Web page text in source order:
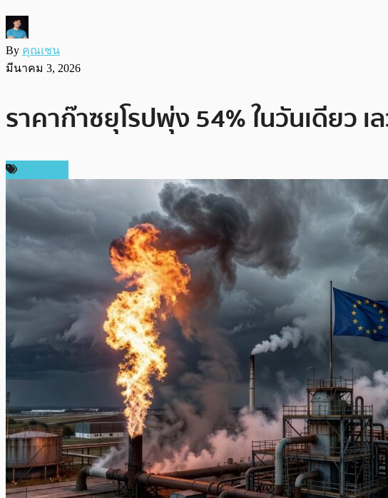
By คุณเชน
มีนาคม 3, 2026
ราคาก๊าซยุโรปพุ่ง 54% ในวันเดียว